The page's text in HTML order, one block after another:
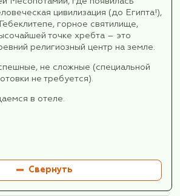
его называют «Скрытым
затопленный городок
(около часа)
переезд в Адыяман (~ 120
на гору Немрут, которая
ЮНЕСКО.
из самых красивых и